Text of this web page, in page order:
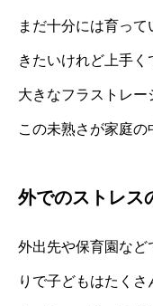
まだ十分には育っ
きたいけれど上手く
大きなフラストレー
この未熟さが家庭の
外でのストレス
外出先や保育園など
りで子どもはたく